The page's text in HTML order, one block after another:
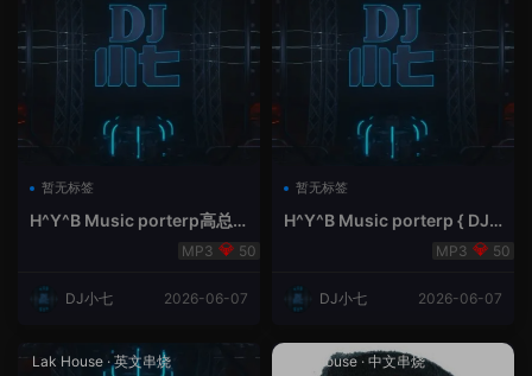
暂无标签
H^Y^B Music porterp高总
聆听 全英文Vina Lak House50
DJ小七 2026-06-07
暂无标签
H^Y^B Music porterp { DJ
小七&高总夜空中的风铃}
50
DJ小七 2026-06-07
Lak House ·英文串烧 Lak House· 中文串烧